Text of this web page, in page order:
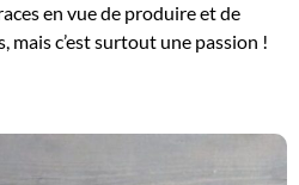
en vue de produire et de
mais c’est surtout une passion !